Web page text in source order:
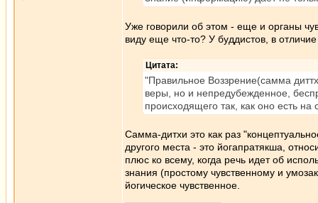
Уже говорили об этом - еще и органы
виду еще что-то? У буддистов, в
Цитата:
"Правильное Воззрение(самма
веры, но и непредубежденное,
происходящего так, как оно есть
Самма-дитхи это как раз
другого места - это йогапратякша,
плюс ко всему, когда речь идет об
знания (простому чувственному и
йогическое чувственное.